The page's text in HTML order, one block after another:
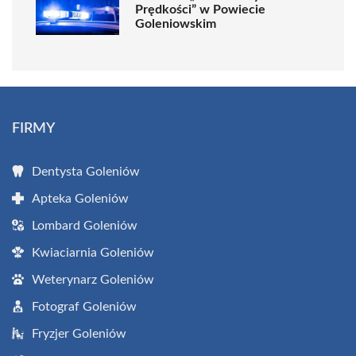
Prędkości” w Powiecie
Goleniowskim
FIRMY
Dentysta Goleniów
Apteka Goleniów
Lombard Goleniów
Kwiaciarnia Goleniów
Weterynarz Goleniów
Fotograf Goleniów
Fryzjer Goleniów